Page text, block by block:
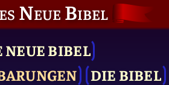
Neue Bibel
NEUE BIBEL
DIE BIBEL